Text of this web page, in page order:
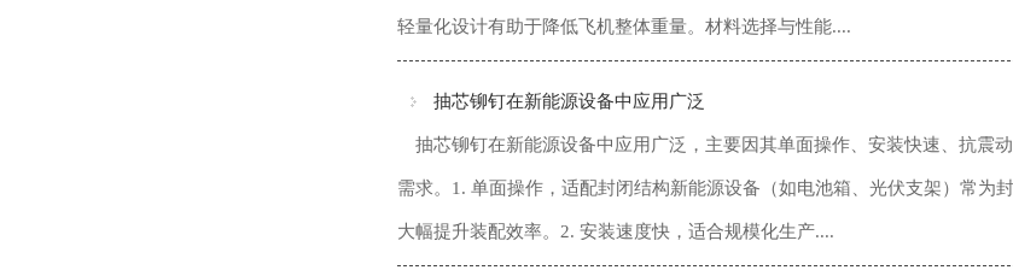
轻量化设计有助于降低飞机整体重量。材料选择与性能....
抽芯铆钉在新能源设备中应用广泛
抽芯铆钉在新能源设备中应用广泛，主要因其单面操作、安装快速、抗震
需求。1. ‌单面操作，适配封闭结构‌新能源设备（如电池箱、光伏支架）常为
大幅提升装配效率。2. ‌安装速度快，适合规模化生产....